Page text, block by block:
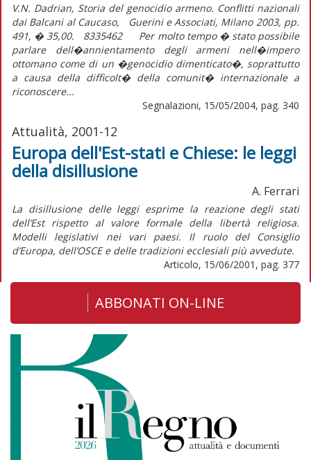
V.N. Dadrian, Storia del genocidio armeno. Conflitti nazionali
dai Balcani al Caucaso, Guerini e Associati, Milano 2003, pp.
491, � 35,00. 8335462 Per molto tempo � stato possibile
parlare dell�annientamento degli armeni nell�impero
ottomano come di un �genocidio dimenticato�, soprattutto
a causa della difficolt� della comunit� internazionale a
riconoscere...
Segnalazioni, 15/05/2004, pag. 340
Attualità, 2001-12
Europa dell'Est-stati e Chiese: le leggi
della disillusione
A. Ferrari
La disillusione delle leggi esprime la reazione degli stati
dell’Est rispetto al valore formale della libertà religiosa.
Modelli legislativi nei vari paesi. Il ruolo del Consiglio
d’Europa, dell’OSCE e delle tradizioni ecclesiali più avvedute.
Articolo, 15/06/2001, pag. 377
ABBONATI ON-LINE